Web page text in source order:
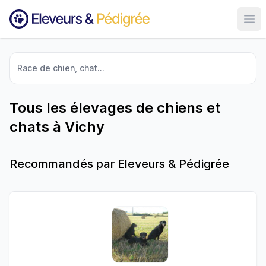
Race de chien, chat...
Tous les élevages de chiens et
chats à Vichy
Recommandés par Eleveurs & Pédigrée